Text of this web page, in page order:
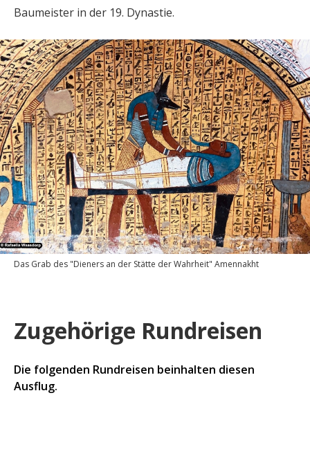
Baumeister in der 19. Dynastie.
Das Grab des "Dieners an der Stätte der Wahrheit" Amennakht
Zugehörige Rundreisen
Die folgenden Rundreisen beinhalten diesen
Ausflug.